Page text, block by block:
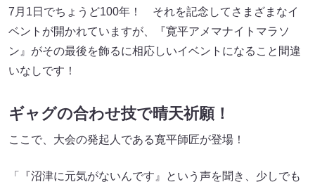
7月1日でちょうど100年！ それを記念してさまざまなイ
ベントが開かれていますが、『寛平アメマナイトマラソ
ン』がその最後を飾るに相応しいイベントになること間違
いなしです！
ギャグの合わせ技で晴天祈願！
ここで、大会の発起人である寛平師匠が登場！
「『沼津に元気がないんです』という声を聞き、少しでも